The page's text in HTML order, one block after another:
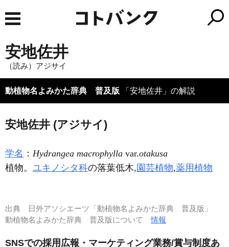
安地佐井
（読み）アジサイ
動植物名よみかた辞典 普及版 「安地佐井」の解説
安地佐井 (アジサイ)
学名 ： Hydrangea macrophylla var.otakusa
植物。 ユキノシタ科の落葉低木, 園芸植物,薬用植物
出典
日外アソシエーツ「動植物名よみかた辞典 普及版」
動植物名よみかた辞典 普及版について情報
SNSでの採用広報・マーケティング業務/賞与制度あ